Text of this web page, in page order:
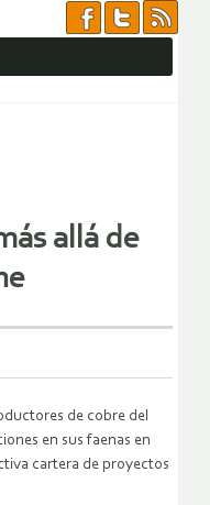
allá de
de cobre del
en sus faenas en
cartera de proyectos